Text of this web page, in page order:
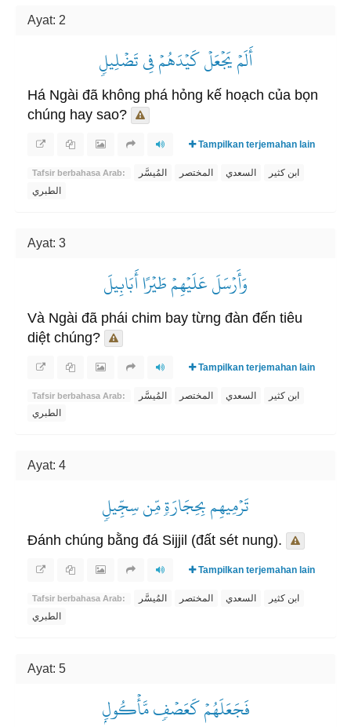
Ayat: 2
أَلَمۡ يَجۡعَلۡ كَيۡدَهُمۡ فِي تَضۡلِيلٖ
Há Ngài đã không phá hỏng kế hoạch của bọn
chúng hay sao?
Tampilkan terjemahan lain
Tafsir berbahasa Arab: المُيسَّر المختصر السعدي
ابن كثير
الطبري
Ayat: 3
وَأَرۡسَلَ عَلَيۡهِمۡ طَيۡرًا أَبَابِيلَ
Và Ngài đã phái chim bay từng đàn đến tiêu
diệt chúng?
Tampilkan terjemahan lain
Tafsir berbahasa Arab: المُيسَّر المختصر السعدي
ابن كثير
الطبري
Ayat: 4
تَرۡمِيهِم بِحِجَارَةٖ مِّن سِجِّيلٖ
Đánh chúng bằng đá Sijjil (đất sét nung).
Tampilkan terjemahan lain
Tafsir berbahasa Arab: المُيسَّر المختصر السعدي
ابن كثير
الطبري
Ayat: 5
فَجَعَلَهُمۡ كَعَصۡفٖ مَّأۡكُولِۭ